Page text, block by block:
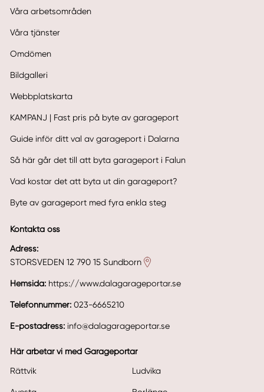
Våra arbetsområden
Våra tjänster
Omdömen
Bildgalleri
Webbplatskarta
KAMPANJ | Fast pris på byte av garageport
Guide inför ditt val av garageport i Dalarna
Så här går det till att byta garageport i Falun
Vad kostar det att byta ut din garageport?
Byte av garageport med fyra enkla steg
Kontakta oss
Adress:
STORSVEDEN 12 790 15 Sundborn
Hemsida: https://www.dalagarageportar.se
Telefonnummer: 023-6665210
E-postadress: info@dalagarageportar.se
Här arbetar vi med Garageportar
Rättvik Ludvika